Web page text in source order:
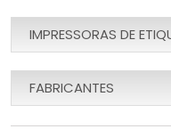
IMPRESSORAS DE
FABRICANTES